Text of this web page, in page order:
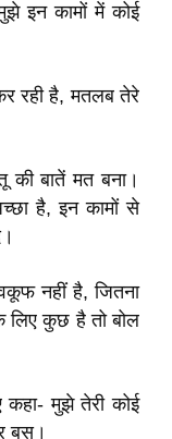
इन कामों में कोई
रही है, मतलब तेरे
बातें मत बना।
है, इन कामों से
नहीं है, जितना
कुछ है तो बोल
कहा- मुझे तेरी कोई
बस।